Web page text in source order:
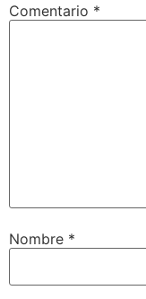
Comentario *
Nombre *